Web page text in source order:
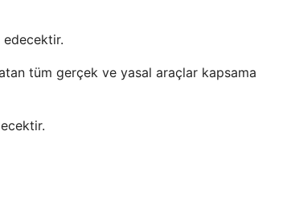
tüm gerçek ve yasal araçlar kapsama